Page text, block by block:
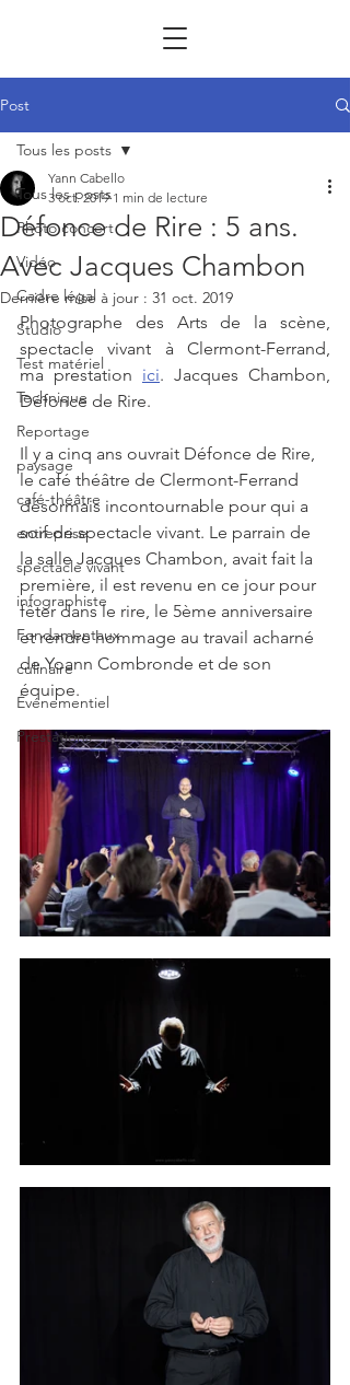
Post
Tous les posts
Photo concert
Vidéo
Cadre légal
Studio
Test matériel
Technique
Reportage
paysage
café-théâtre
entreprise
spectacle vivant
infographiste
Fondamentaux
culinaire
Événementiel
Prestations
Tous les posts
Défonce de Rire : 5 ans.
Avec Jacques Chambon
Yann Cabello
3 oct. 2019 1 min de lecture
Dernière mise à jour : 31 oct. 2019
Photographe des Arts de la scène,
spectacle vivant à Clermont-Ferrand,
ma prestation ici. Jacques Chambon,
Défonce de Rire.
Il y a cinq ans ouvrait Défonce de Rire,
le café théâtre de Clermont-Ferrand
désormais incontournable pour qui a
soif de spectacle vivant. Le parrain de
la salle Jacques Chambon, avait fait la
première, il est revenu en ce jour pour
fêter dans le rire, le 5ème anniversaire
et rendre hommage au travail acharné
de Yoann Combronde et de son
équipe.